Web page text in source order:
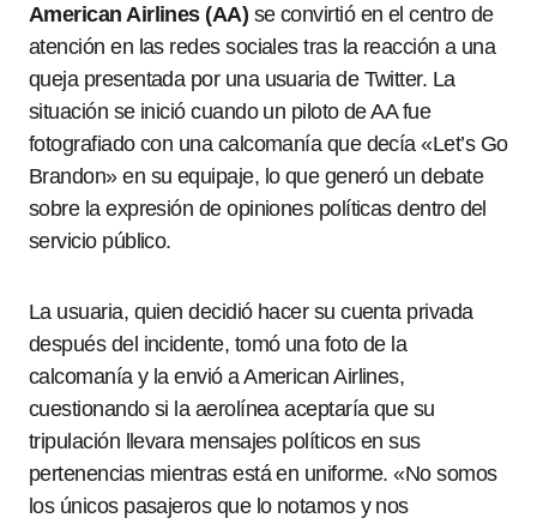
American Airlines (AA) se convirtió en el centro de
atención en las redes sociales tras la reacción a una
queja presentada por una usuaria de Twitter. La
situación se inició cuando un piloto de AA fue
fotografiado con una calcomanía que decía «Let’s Go
Brandon» en su equipaje, lo que generó un debate
sobre la expresión de opiniones políticas dentro del
servicio público.
La usuaria, quien decidió hacer su cuenta privada
después del incidente, tomó una foto de la
calcomanía y la envió a American Airlines,
cuestionando si la aerolínea aceptaría que su
tripulación llevara mensajes políticos en sus
pertenencias mientras está en uniforme. «No somos
los únicos pasajeros que lo notamos y nos